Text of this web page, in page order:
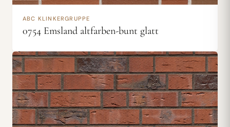
ABC KLINKERGRUPPE
0754 Emsland altfarben-bunt glatt